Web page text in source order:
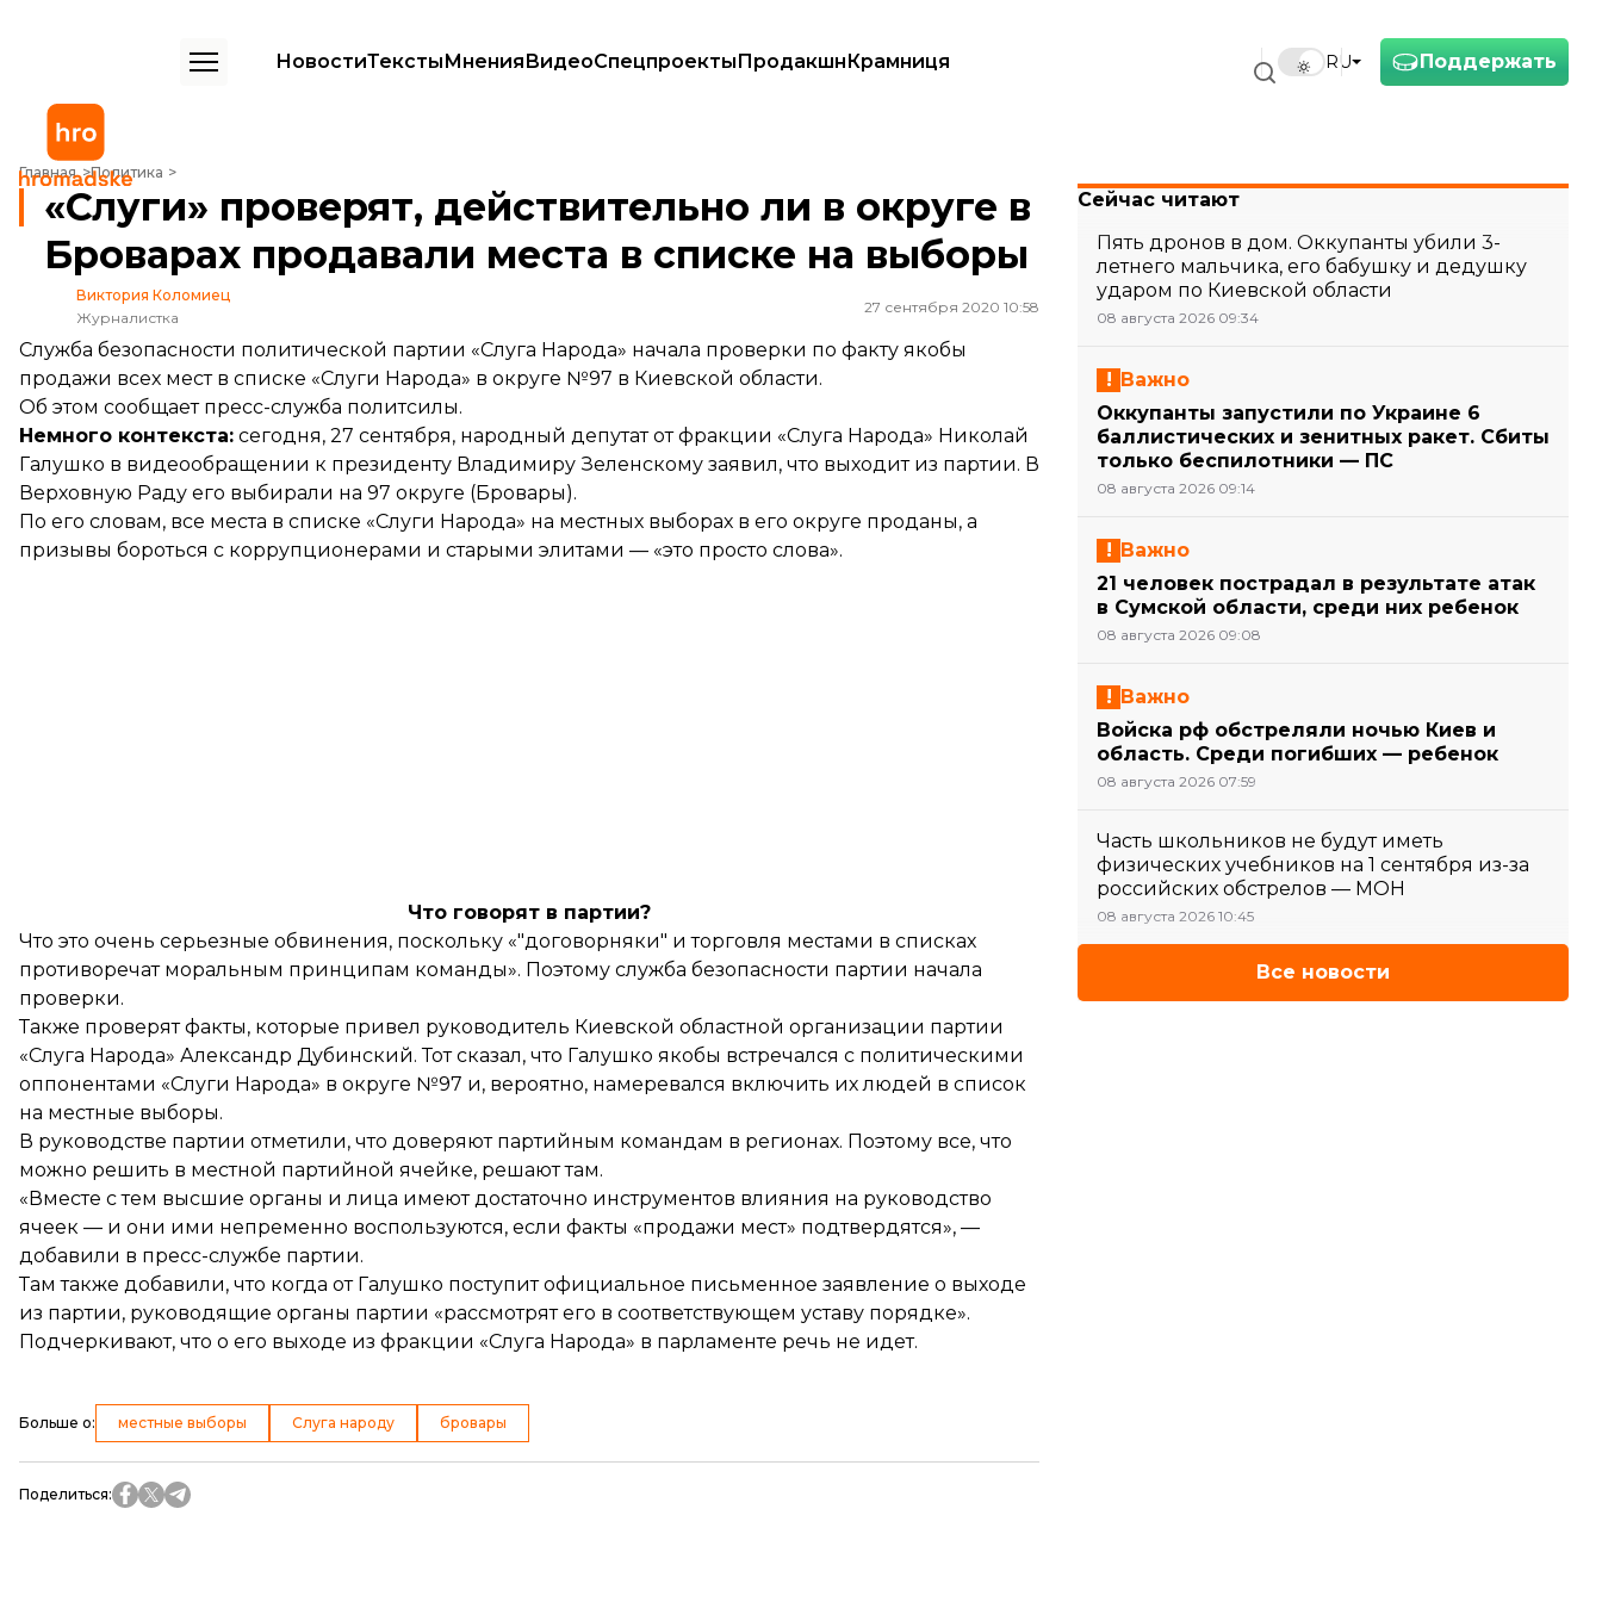
Поддержать
RU
НовостиТекстыМненияВидеоСпецпроектыПродакшнКрамниця
Главная Политика
«Слуги» проверят, действительно ли в округе в Броварах продавали места в списке на выборы
«Слуги» проверят, действительно ли в округе в
Броварах продавали места в списке на выборы
Виктория Коломиец
Журналистка
27 сентября 2020 10:58
Служба безопасности политической партии «Слуга Народа» начала проверки по факту якобы
продажи всех мест в списке «Слуги Народа» в округе №97 в Киевской области.
Об этом сообщаетпресс-служба политсилы.
Немного контекста: сегодня, 27 сентября, народный депутат от фракции «Слуга Народа» Николай
Галушко в видеообращении к президенту Владимиру Зеленскому заявил, что выходит из партии. В
Верховную Раду его выбирали на 97 округе (Бровары).
По его словам, все места в списке «Слуги Народа» на местных выборах в его округе проданы, а
призывы бороться с коррупционерами и старыми элитами — «это просто слова».
Что говорят в партии?
Что это очень серьезные обвинения, поскольку «"договорняки" и торговля местами в списках
противоречат моральным принципам команды». Поэтому служба безопасности партии начала
проверки.
Также проверят факты, которые привел руководитель Киевской областной организации партии
«Слуга Народа» Александр Дубинский. Тот сказал, что Галушко якобы встречался с политическими
оппонентами «Слуги Народа» в округе №97 и, вероятно, намеревался включить их людей в список
на местные выборы.
В руководстве партии отметили, что доверяют партийным командам в регионах. Поэтому все, что
можно решить в местной партийной ячейке, решают там.
«Вместе с тем высшие органы и лица имеют достаточно инструментов влияния на руководство
ячеек — и они ими непременно воспользуются, если факты «продажи мест» подтвердятся», —
добавили в пресс-службе партии.
Там также добавили, что когда от Галушко поступит официальное письменное заявление о выходе
из партии, руководящие органы партии «рассмотрят его в соответствующем уставу порядке».
Подчеркивают, что о его выходе из фракции «Слуга Народа» в парламенте речь не идет.
Больше о: местные выборы Слуга народу бровары
Поделиться:
Сейчас читают
Пять дронов в дом. Оккупанты убили 3-
летнего мальчика, его бабушку и дедушку
ударом по Киевской области
08 августа 2026 09:34
Важно
Оккупанты запустили по Украине 6
баллистических и зенитных ракет. Сбиты
только беспилотники — ПС
08 августа 2026 09:14
Важно
21 человек пострадал в результате атак
в Сумской области, среди них ребенок
08 августа 2026 09:08
Важно
Войска рф обстреляли ночью Киев и
область. Среди погибших — ребенок
08 августа 2026 07:59
Часть школьников не будут иметь
физических учебников на 1 сентября из-за
российских обстрелов — МОН
08 августа 2026 10:45
Все новости